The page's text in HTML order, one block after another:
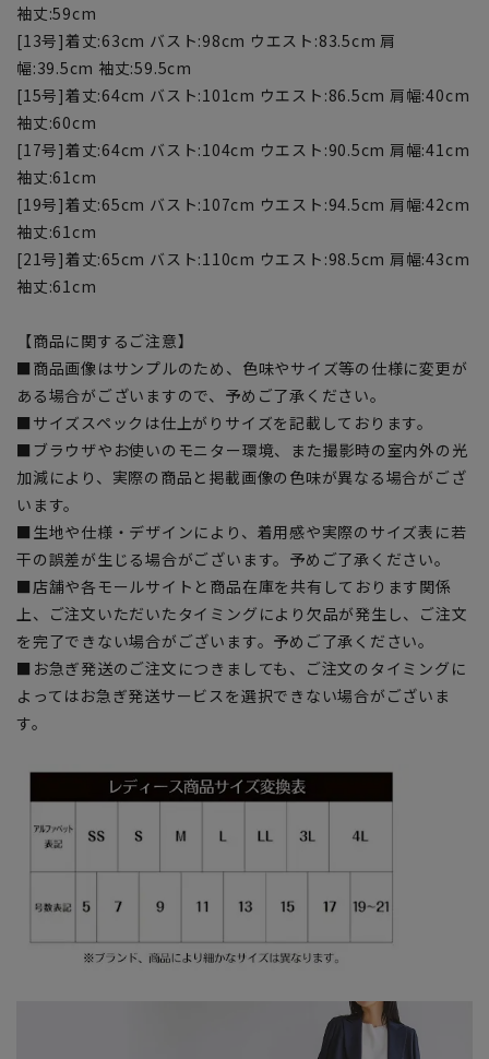
袖丈:59cm
[13号]着丈:63cm バスト:98cm ウエスト:83.5cm 肩
幅:39.5cm 袖丈:59.5cm
[15号]着丈:64cm バスト:101cm ウエスト:86.5cm 肩幅:40cm
袖丈:60cm
[17号]着丈:64cm バスト:104cm ウエスト:90.5cm 肩幅:41cm
袖丈:61cm
[19号]着丈:65cm バスト:107cm ウエスト:94.5cm 肩幅:42cm
袖丈:61cm
[21号]着丈:65cm バスト:110cm ウエスト:98.5cm 肩幅:43cm
袖丈:61cm
【商品に関するご注意】
■商品画像はサンプルのため、色味やサイズ等の仕様に変更が
ある場合がございますので、予めご了承ください。
■サイズスペックは仕上がりサイズを記載しております。
■ブラウザやお使いのモニター環境、また撮影時の室内外の光
加減により、実際の商品と掲載画像の色味が異なる場合がござ
います。
■生地や仕様・デザインにより、着用感や実際のサイズ表に若
干の誤差が生じる場合がございます。予めご了承ください。
■店舗や各モールサイトと商品在庫を共有しております関係
上、ご注文いただいたタイミングにより欠品が発生し、ご注文
を完了できない場合がございます。予めご了承ください。
■お急ぎ発送のご注文につきましても、ご注文のタイミングに
よってはお急ぎ発送サービスを選択できない場合がございま
す。